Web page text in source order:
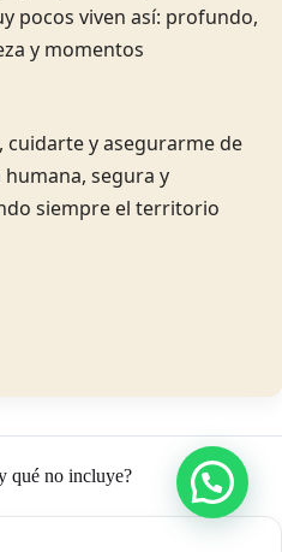
pocos viven así: profundo,
y momentos
cuidarte y asegurarme de
segura y
siempre el territorio
qué no incluye?